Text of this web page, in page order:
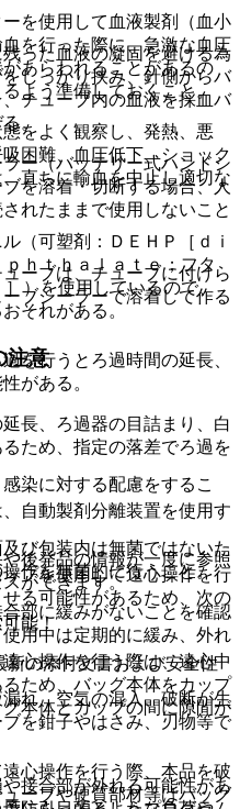
った血液の凝固を避ける為
しっかり挟み、針側からバ
チューブ内の血液を採血バ
。
ー（バッテリー式ハンドシ
を溶着・切断する場合、人
れたままで使用しないこと
ーブは、チューブに付けら
ブシーラーで溶着して作る
を行うとろ過時間の延長、
がある。
長、ろ過器の目詰まり、白
ため、指定の落差でろ過を
自動製剤分離装置を使用す
プを使用して遠心操作を行
る可能性があるため、次の
心操作を行う際は、遠心中
ため、バッグ本体をカップ
本体とカップの間に隙間が
心操作を行う際、本品を破
ーブや硬質部材等はバッグ
を使用して血液製剤（血小
を行った際に、急激な血圧
あらわれることがあるの
よう準備しておくこと。
をよく観察し、発熱、悪
困難、血圧低下、ショック
直ちに輸血を中止し適切な
（可塑剤：ＤＥＨＰ［ｄｉ
ｈｔｈａｌａｔｅ；フタ
）を使用しているので、
それがある。
注意
染に対する配慮をするこ
び包装内は無菌ではないた
作を無菌的に行うこと。
部に緩みがないことを確認
用中は定期的に緩み、外れ
れ、空気の混入、破断が生
を鉗子やはさみ、刃物等で
接合部が外れる可能性があ
後発品の情報が一度に参照
ができます。
能！
の添付文書および安全性